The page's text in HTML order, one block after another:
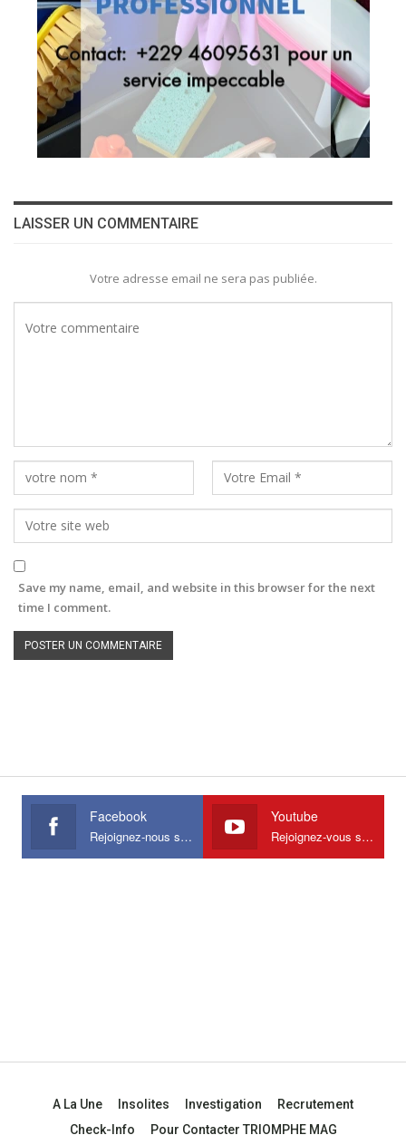
LAISSER UN COMMENTAIRE
Votre adresse email ne sera pas publiée.
Save my name, email, and website in this browser for the next
time I comment.
Facebook
Rejoignez-nous sur Facebook
Youtube
Rejoignez-vous sur Youtube
A La Une Insolites Investigation
Recrutement
Check-Info
Pour Contacter TRIOMPHE MAG